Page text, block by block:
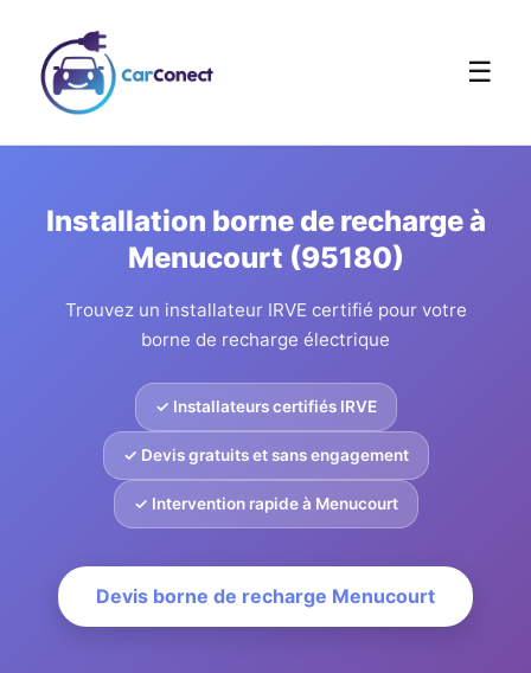
☰
Installation borne de recharge à
Menucourt (95180)
Trouvez un installateur IRVE certifié pour votre
borne de recharge électrique
✓ Installateurs certifiés IRVE
✓ Devis gratuits et sans engagement
✓ Intervention rapide à Menucourt
Devis borne de recharge Menucourt